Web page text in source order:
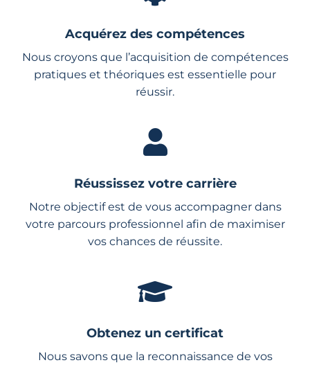
Acquérez des compétences
Nous croyons que l’acquisition de compétences
pratiques et théoriques est essentielle pour
réussir.
Réussissez votre carrière
Notre objectif est de vous accompagner dans
votre parcours professionnel afin de maximiser
vos chances de réussite.
Obtenez un certificat
Nous savons que la reconnaissance de vos